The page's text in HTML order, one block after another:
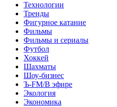
Технологии
Тренды
Фигурное катание
Фильмы
Фильмы и сериалы
Футбол
Хоккей
Шахматы
Шоу-бизнес
Ъ-FM/В эфире
Экология
Экономика